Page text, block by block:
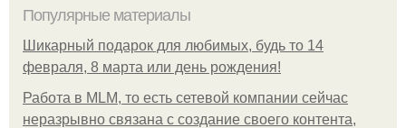
Популярные материалы
Шикарный подарок для любимых, будь то 14
февраля, 8 марта или день рождения!
Работа в MLM, то есть сетевой компании сейчас
неразрывно связана с создание своего контента,